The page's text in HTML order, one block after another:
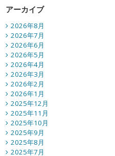
アーカイブ
2026年8月
2026年7月
2026年6月
2026年5月
2026年4月
2026年3月
2026年2月
2026年1月
2025年12月
2025年11月
2025年10月
2025年9月
2025年8月
2025年7月